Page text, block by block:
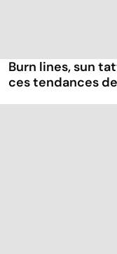
Burn lines, sun
ces tendances